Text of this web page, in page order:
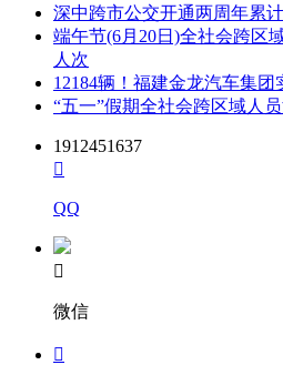
深中跨市公交开通两周年累
端午节(6月20日)全社会跨区
人次
12184辆！福建金龙汽车集团
“五一”假期全社会跨区域人
1912451637

QQ

微信
